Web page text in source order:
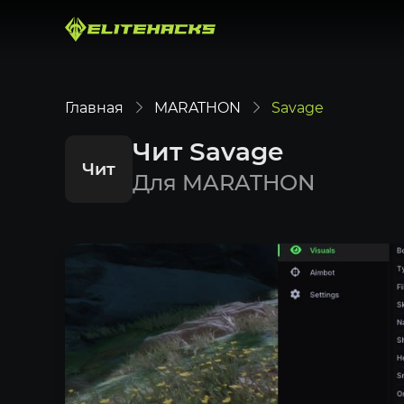
Главная MARATHON Savage
Чит
Чит Savage
Для MARATHON